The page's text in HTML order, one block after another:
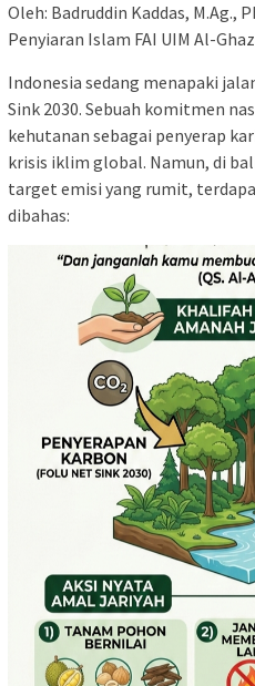
Oleh: Badruddin Kaddas, M.Ag.,
Penyiaran Islam FAI UIM Al-
Indonesia sedang menapaki
Sink 2030. Sebuah komitmen
kehutanan sebagai penyerap
krisis iklim global. Namun, di
target emisi yang rumit,
dibahas: